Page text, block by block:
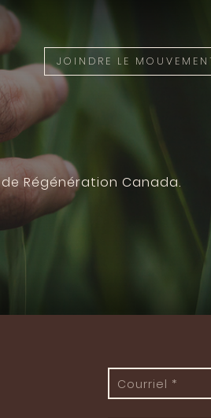
JOINDRE LE
Régénération Canada.